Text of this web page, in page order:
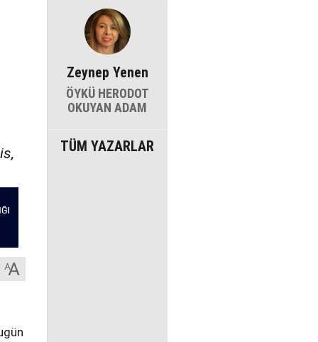
Zeynep Yenen
ÖYKÜ HERODOT
OKUYAN ADAM
TÜM YAZARLAR